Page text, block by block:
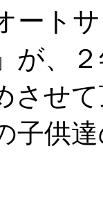
ート
が、
させ
子供